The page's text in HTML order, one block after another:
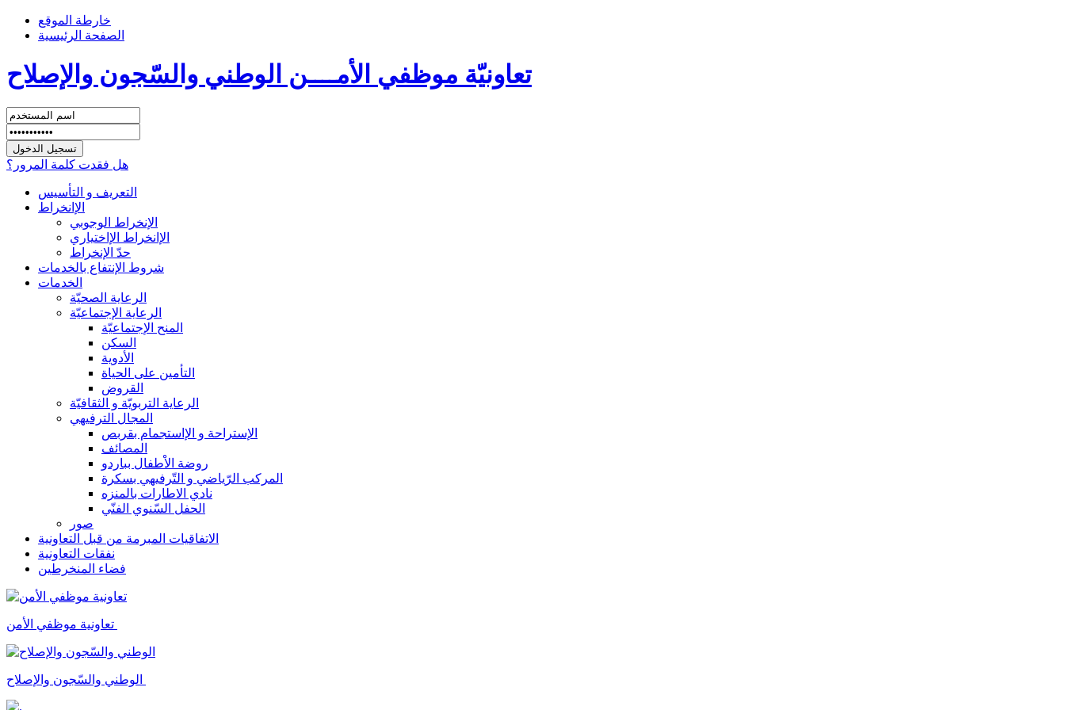
خارطة الموقع
الصفحة الرئيسية
تعاونيّة موظفي الأمــــن الوطني والسّجون والإصلاح
هل فقدت كلمة المرور؟
التعريف و التأسيس
الإانخراط
الإنخراط الوجوبي
الإانخراط الإاختياري
حدّ الإنخراط
شروط الإنتفاع بالخدمات
الخدمات
الرعاية الصحيّة
الرعاية الإجتماعيّة
المنح الإجتماعيّة
السكن
الأدوية
التأمين على الحياة
القروض
الرعاية التربويّة و الثقافيّة
المجال الترفيهي
الإستراحة و الإاستجمام بقربص
المصائف
روضة الاْطفال بباردو
المركب الرّياضي و التّرفيهي بسكرة
نادي الاطارات بالمنزه
الحفل السّنوي الفنّي
صور
الاتفاقيات المبرمة من قبل التعاونية
نفقات التعاونية
فضاء المنخرطين